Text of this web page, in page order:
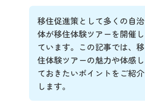
移住促進策として多くの自治
体が移住体験ツアーを開催し
ています。この記事では、移
住体験ツアーの魅力や体感し
ておきたいポイントをご紹介
します。